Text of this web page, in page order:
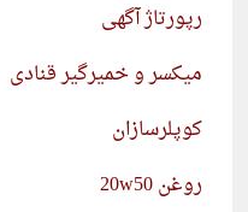
رپورتاژ آگهی
میکسر و خمیرگیر قنادی
کوپلرسازان
روغن 20w50